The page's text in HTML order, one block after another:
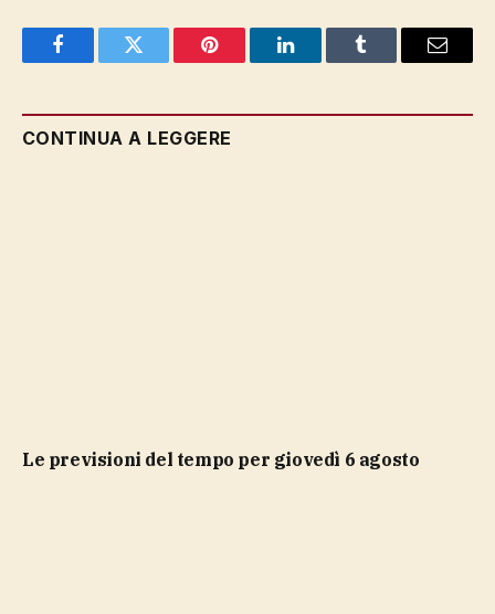
FacebookTwitter Pinterest LinkedInTumblr Email
CONTINUA A LEGGERE
Le previsioni del tempo per giovedì 6 agosto